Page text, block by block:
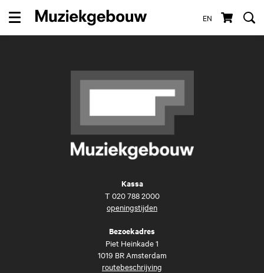
EN
Menu
Kassa
T 020 788 2000
openingstijden
Bezoekadres
Piet Heinkade 1
1019 BR Amsterdam
routebeschrijving